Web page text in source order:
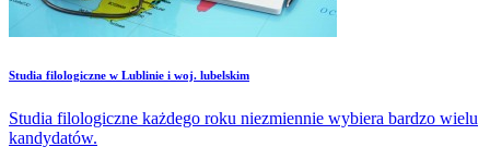
Studia filologiczne w Lublinie i woj. lubelskim
Studia filologiczne każdego roku niezmiennie wybiera bardzo wielu
kandydatów.